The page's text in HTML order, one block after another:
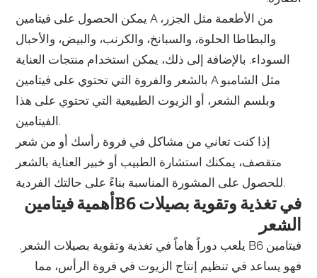
يمكن الحصول على فيتامين A من الأطعمة مثل الجزر،
والبطاطا الحلوة، والسبانخ، والكرنب، والبيض، والأحبال
السوداء. بالإضافة إلى ذلك، يمكن استخدام منتجات العناية
بالشعر والفروة التي تحتوي على فيتامين A مثل الشامبو
وبلسم الشعر، أو الزيوت الطبيعية التي تحتوي على هذا
الفيتامين.
إذا كنت تعاني من مشاكل في فروة رأسك أو من شعر
متقصف، يمكنك استشارة الطبيب أو خبير العناية بالشعر
للحصول على المشورة المناسبة بناءً على حالتك الفردية.
أهمية فيتامينB6 في تغذية وتقوية بصيلات
الشعر
فيتامين B6 يلعب دوراً هاماً في تغذية وتقوية بصيلات الشعر.
فهو يساعد في تنظيم إنتاج الزيوت في فروة الرأس، مما